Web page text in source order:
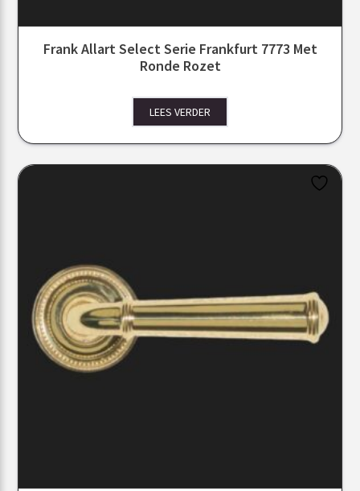
Frank Allart Select Serie Frankfurt 7773 Met
Ronde Rozet
LEES VERDER